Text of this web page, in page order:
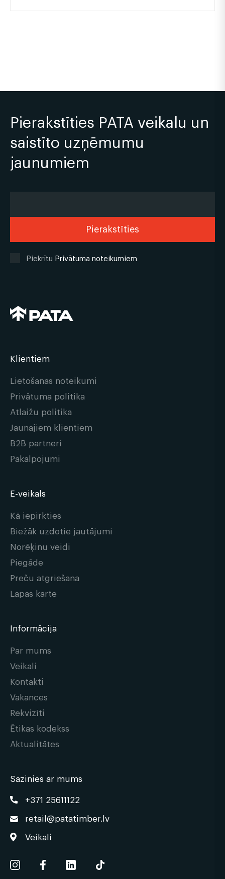
Pierakstīties PATA veikalu un
saistīto uzņēmumu
jaunumiem
Piekrītu Privātuma noteikumiem
Klientiem
Lietošanas noteikumi
Privātuma politika
Atlaižu politika
Jaunajiem klientiem
B2B partneri
Pakalpojumi
E-veikals
Kā iepirkties
Biežāk uzdotie jautājumi
Norēķinu veidi
Piegāde
Preču atgriešana
Lapas karte
Informācija
Par mums
Veikali
Kontakti
Vakances
Rekvizīti
Ētikas kodekss
Aktualitātes
Sazinies ar mums
+371 25611122
retail@patatimber.lv
Veikali